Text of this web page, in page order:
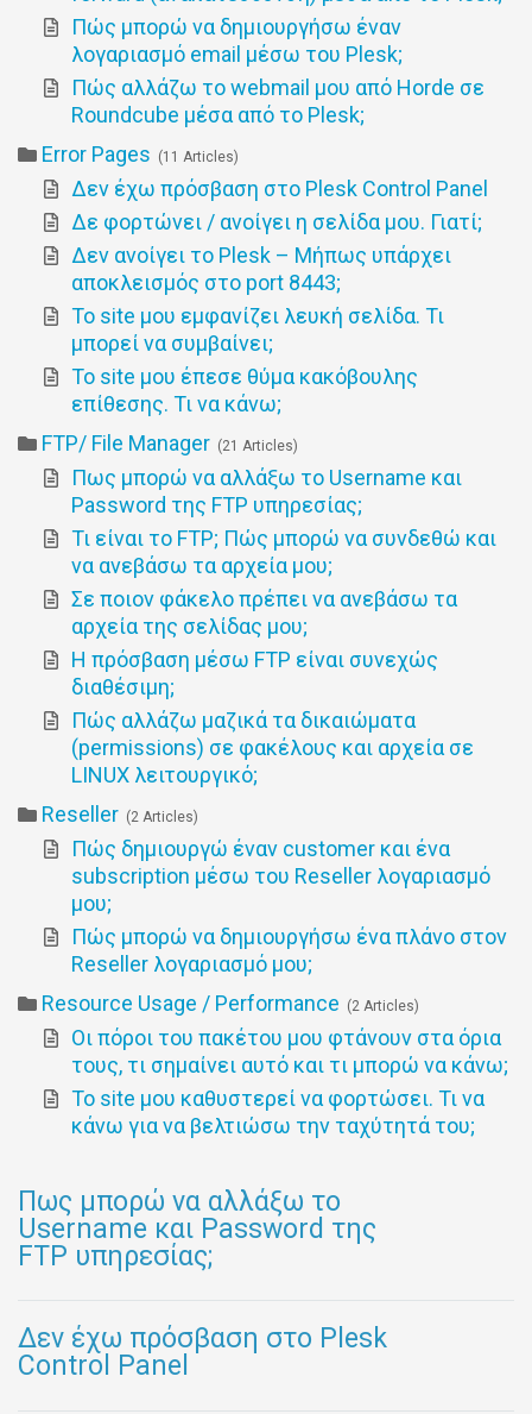
Πώς μπορώ να δημιουργήσω έναν
λογαριασμό email μέσω του Plesk;
Πώς αλλάζω το webmail μου από Horde σε
Roundcube μέσα από το Plesk;
Error Pages
11 Articles
Δεν έχω πρόσβαση στο Plesk Control Panel
Δε φορτώνει / ανοίγει η σελίδα μου. Γιατί;
Δεν ανοίγει το Plesk – Μήπως υπάρχει
αποκλεισμός στο port 8443;
Το site μου εμφανίζει λευκή σελίδα. Τι
μπορεί να συμβαίνει;
Το site μου έπεσε θύμα κακόβουλης
επίθεσης. Τι να κάνω;
FTP/ File Manager
21 Articles
Πως μπορώ να αλλάξω το Username και
Password της FTP υπηρεσίας;
Τι είναι το FTP; Πώς μπορώ να συνδεθώ και
να ανεβάσω τα αρχεία μου;
Σε ποιον φάκελο πρέπει να ανεβάσω τα
αρχεία της σελίδας μου;
Η πρόσβαση μέσω FTP είναι συνεχώς
διαθέσιμη;
Πώς αλλάζω μαζικά τα δικαιώματα
(permissions) σε φακέλους και αρχεία σε
LINUX λειτουργικό;
Reseller
2 Articles
Πώς δημιουργώ έναν customer και ένα
subscription μέσω του Reseller λογαριασμό
μου;
Πώς μπορώ να δημιουργήσω ένα πλάνο στον
Reseller λογαριασμό μου;
Resource Usage / Performance
2 Articles
Οι πόροι του πακέτου μου φτάνουν στα όρια
τους, τι σημαίνει αυτό και τι μπορώ να κάνω;
Το site μου καθυστερεί να φορτώσει. Τι να
κάνω για να βελτιώσω την ταχύτητά του;
Πως μπορώ να αλλάξω το
Username και Password της
FTP υπηρεσίας;
Δεν έχω πρόσβαση στο Plesk
Control Panel